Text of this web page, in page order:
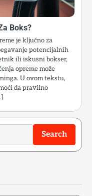
Boks?
je ključno za
potencijalnih
ili iskusni bokser,
opreme može
U ovom tekstu,
da pravilno
Search